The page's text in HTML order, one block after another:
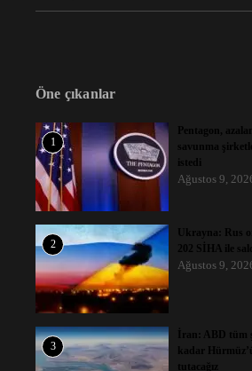
Öne çıkanlar
1
Pentagon,
savunma
istedi
Ağustos 9,
2
Ukrayna: Rus
202 SİHA ile
Ağustos 9,
3
İran: ABD tüm
kadar
tutacağız